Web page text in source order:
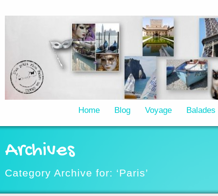
Home Blog Voyage Balades
Archives
Category Archive for: ‘Paris’